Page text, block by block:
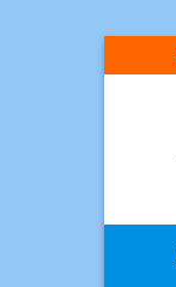
naar